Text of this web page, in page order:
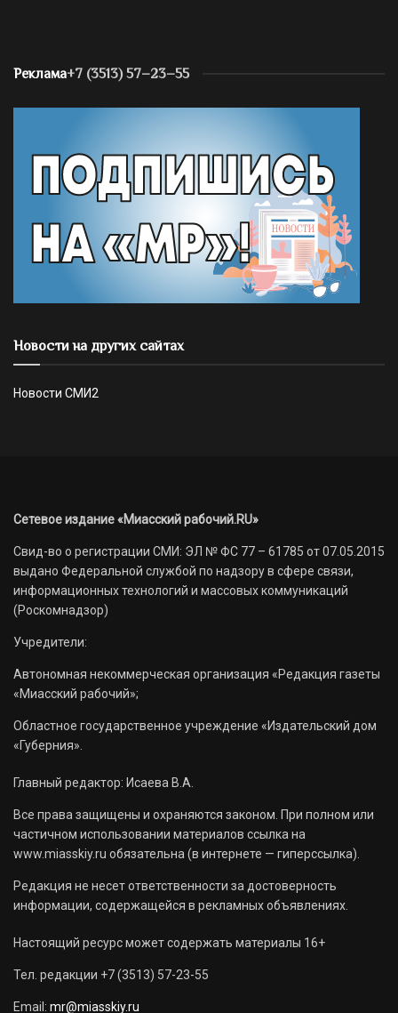
Реклама+7 (3513) 57–23–55
Новости на других сайтах
Новости СМИ2
Сетевое издание «Миасский рабочий.RU»
Свид-во о регистрации СМИ: ЭЛ № ФС 77 – 61785 от 07.05.2015
выдано Федеральной службой по надзору в сфере связи,
информационных технологий и массовых коммуникаций
(Роскомнадзор)
Учредители:
Автономная некоммерческая организация «Редакция газеты
«Миасский рабочий»;
Областное государственное учреждение «Издательский дом
«Губерния».
Главный редактор: Исаева В.А.
Все права защищены и охраняются законом. При полном или
частичном использовании материалов ссылка на
www.miasskiy.ru обязательна (в интернете — гиперссылка).
Редакция не несет ответственности за достоверность
информации, содержащейся в рекламных объявлениях.
Настоящий ресурс может содержать материалы 16+
Тел. редакции +7 (3513) 57-23-55
Email: mr@miasskiy.ru